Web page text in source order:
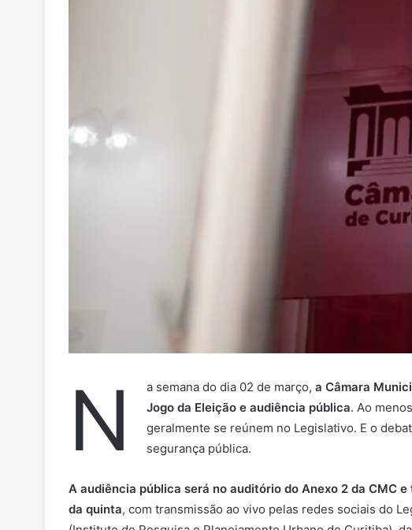
N a semana do dia 02 de março, a Câmara
Jogo da Eleição e audiência pública. Ao
geralmente se reúnem no Legislativo. E o
segurança pública.
A audiência pública será no auditório do Anexo 2 da CMC
da quinta, com transmissão ao vivo pelas redes sociais do